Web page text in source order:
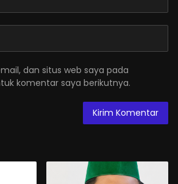
dan situs web saya pada
komentar saya berikutnya.